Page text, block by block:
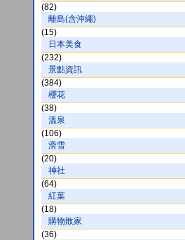
(82)
離島(含沖繩)
(15)
日本美食
(232)
景點資訊
(384)
櫻花
(38)
溫泉
(106)
滑雪
(20)
神社
(64)
紅葉
(18)
購物敗家
(36)